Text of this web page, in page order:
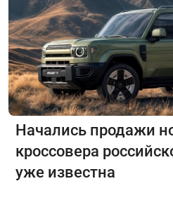
Начались продажи
кроссовера
уже известна